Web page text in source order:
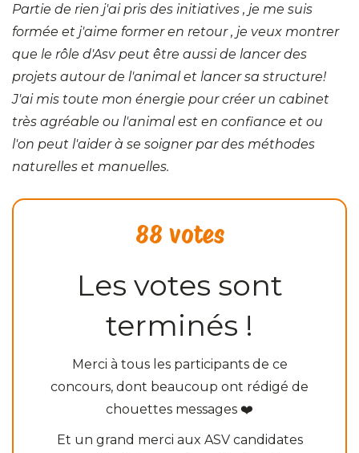
Partie de rien j'ai pris des initiatives , je me suis
formée et j'aime former en retour , je veux montrer
que le rôle d'Asv peut être aussi de lancer des
projets autour de l'animal et lancer sa structure!
J'ai mis toute mon énergie pour créer un cabinet
très agréable ou l'animal est en confiance et ou
l'on peut l'aider à se soigner par des méthodes
naturelles et manuelles.
88 votes
Les votes sont
terminés !
Merci à tous les participants de ce
concours, dont beaucoup ont rédigé de
chouettes messages ❤️
Et un grand merci aux ASV candidates